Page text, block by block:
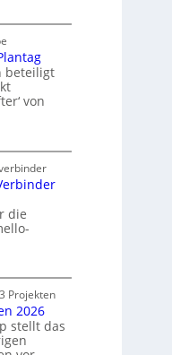
beteiligt
von
die
Projekten
2026
stellt das